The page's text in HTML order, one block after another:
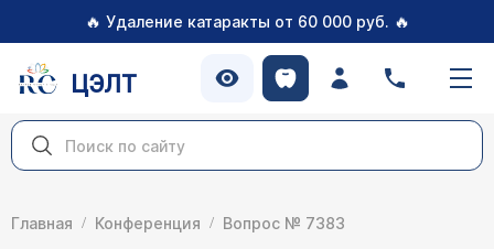
🔥 Удаление катаракты от 60 000 руб. 🔥
ЦЭЛТ
Главная Конференция Вопрос № 7383